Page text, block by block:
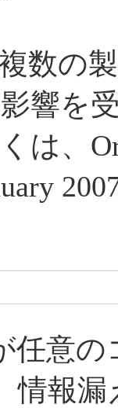
数の
響を
は、
任意
情報